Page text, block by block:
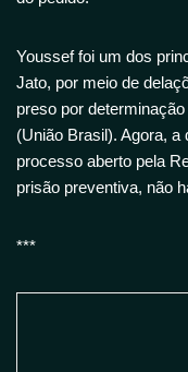
Youssef foi um dos
Jato, por meio de
preso por
(União Brasil). Agora, a
processo aberto pela
prisão preventiva, não
***